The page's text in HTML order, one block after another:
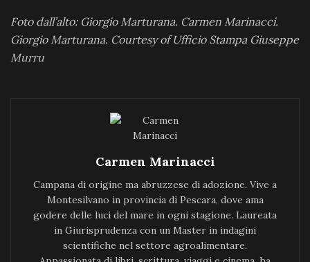
Foto dall’alto: Giorgio Marturana. Carmen Marinacci.
Giorgio Marturana. Courtesy of Ufficio Stampa Giuseppe
Murru
Carmen Marinacci
Campana di origine ma abruzzese di adozione. Vive a
Montesilvano in provincia di Pescara, dove ama
godere delle luci del mare in ogni stagione. Laureata
in Giurisprudenza con un Master in indagini
scientifiche nel settore agroalimentare.